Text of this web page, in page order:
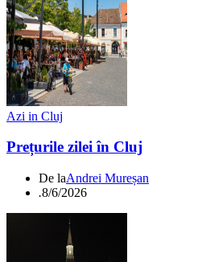
Azi in Cluj
Prețurile zilei în Cluj
De laAndrei Mureșan
.8/6/2026